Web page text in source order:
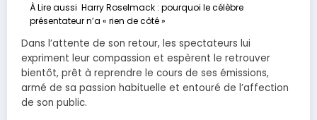
À Lire aussi Harry Roselmack : pourquoi le célèbre
présentateur n’a « rien de côté »
Dans l’attente de son retour, les spectateurs lui
expriment leur compassion et espèrent le retrouver
bientôt, prêt à reprendre le cours de ses émissions,
armé de sa passion habituelle et entouré de l’affection
de son public.